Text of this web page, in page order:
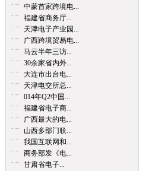
中蒙首家跨境电...
福建省商务厅...
天津电子产业园...
广西跨境贸易电...
马云半年三访...
30余家省内外...
大连市出台电...
天津电交所总...
014年Q2中国...
福建省电子商...
广西最大的电...
山西多部门联...
我国互联网和...
商务部发《电...
甘肃省电子...